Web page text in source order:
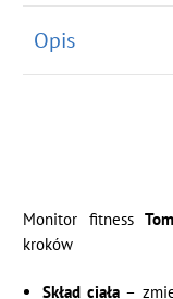
Opis
Monitor fitness
kroków
Skład ciała –